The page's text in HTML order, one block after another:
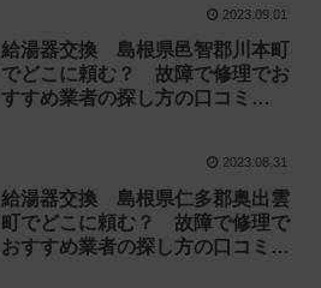
2023.09.01
給湯器交換 島根県邑智郡川本町
でどこに頼む？ 故障で修理でお
すすめ業者の探し方の口コミ
2023.08.31
給湯器交換 島根県仁多郡奥出雲
町でどこに頼む？ 故障で修理で
おすすめ業者の探し方の口コミ